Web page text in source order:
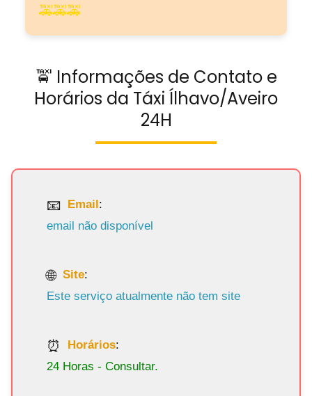
🚕🚕🚕
🚖 Informações de Contato e
Horários da Táxi Ílhavo/Aveiro
24H
Email:
email não disponível
Site:
Este serviço atualmente não tem site
Horários:
24 Horas - Consultar.